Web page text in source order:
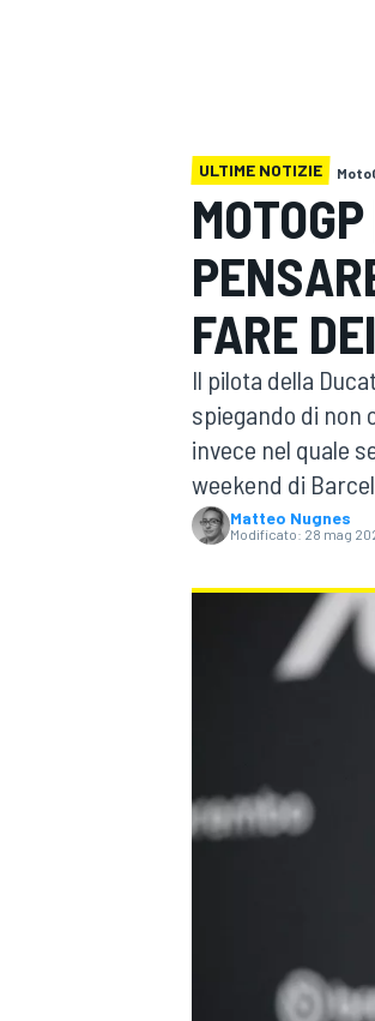
WRC
ULTIME NOTIZIE
FARE
Il pilota della
spiegando di non
invece nel quale
weekend di
Matteo Nugnes
Modificato: 28 mag